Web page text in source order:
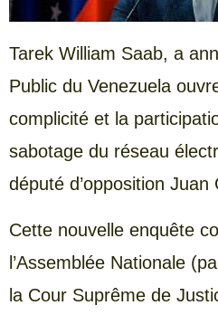
Tarek William Saab, a
Public du Venezuela
complicité et la
sabotage du réseau
député d’opposition Juan
Cette nouvelle enquête
l’Assemblée Nationale
la Cour Suprême de